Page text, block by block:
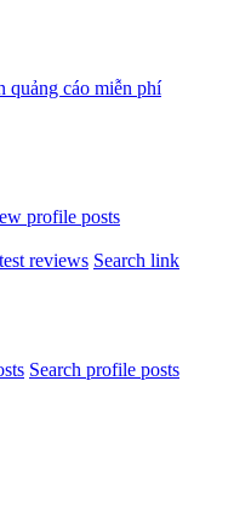
profile posts
reviews Search link
Search profile posts